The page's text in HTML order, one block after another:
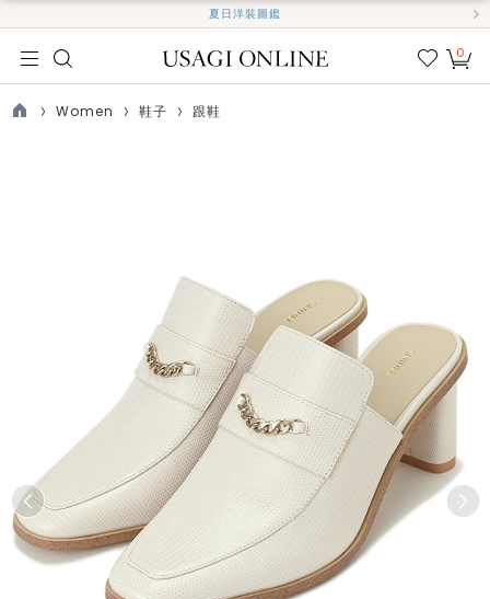
夏日洋裝圖鑑
我的
0
Women 鞋子 跟鞋